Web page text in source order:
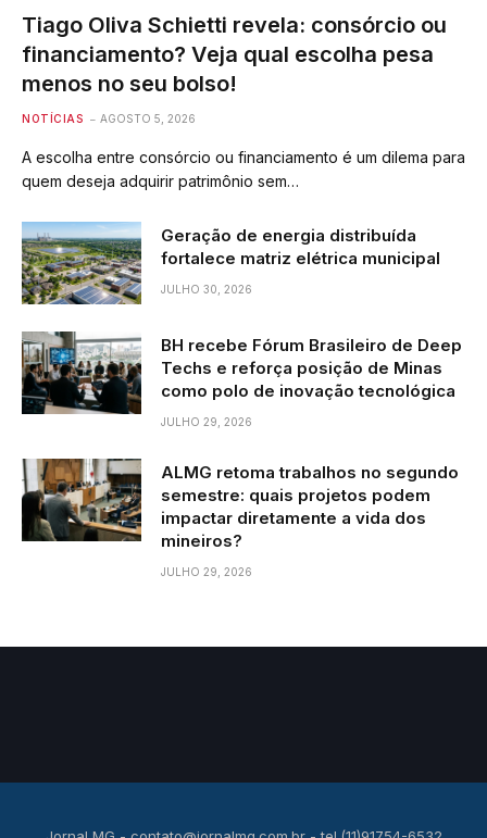
Tiago Oliva Schietti revela: consórcio ou
financiamento? Veja qual escolha pesa
menos no seu bolso!
NOTÍCIAS AGOSTO 5, 2026
A escolha entre consórcio ou financiamento é um dilema para
quem deseja adquirir patrimônio sem…
Geração de energia distribuída
fortalece matriz elétrica municipal
JULHO 30, 2026
BH recebe Fórum Brasileiro de Deep
Techs e reforça posição de Minas
como polo de inovação tecnológica
JULHO 29, 2026
ALMG retoma trabalhos no segundo
semestre: quais projetos podem
impactar diretamente a vida dos
mineiros?
JULHO 29, 2026